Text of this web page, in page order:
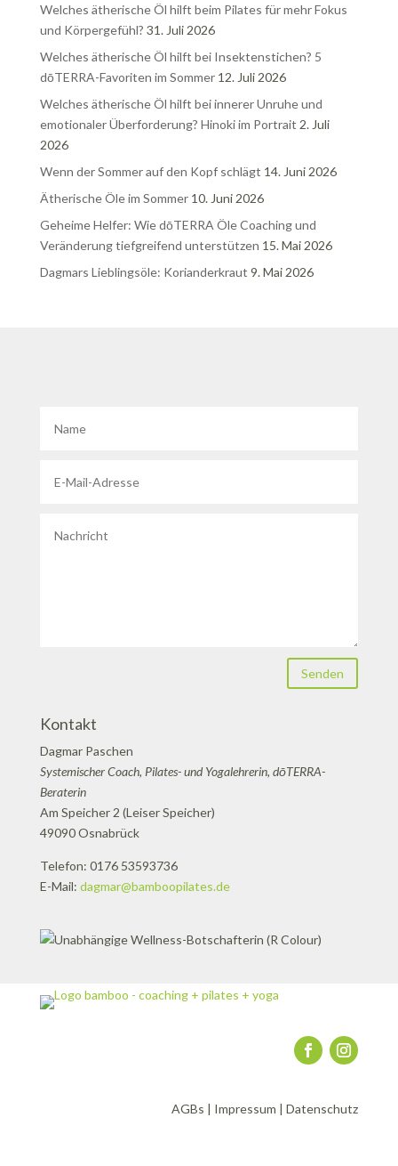
Welches ätherische Öl hilft beim Pilates für mehr Fokus
und Körpergefühl? 31. Juli 2026
Welches ätherische Öl hilft bei Insektenstichen? 5
dōTERRA-Favoriten im Sommer 12. Juli 2026
Welches ätherische Öl hilft bei innerer Unruhe und
emotionaler Überforderung? Hinoki im Portrait 2. Juli
2026
Wenn der Sommer auf den Kopf schlägt 14. Juni 2026
Ätherische Öle im Sommer 10. Juni 2026
Geheime Helfer: Wie dōTERRA Öle Coaching und
Veränderung tiefgreifend unterstützen 15. Mai 2026
Dagmars Lieblingsöle: Korianderkraut 9. Mai 2026
Senden
Kontakt
Dagmar Paschen
Systemischer Coach, Pilates- und Yogalehrerin, dōTERRA-
Beraterin
Am Speicher 2 (Leiser Speicher)
49090 Osnabrück
Telefon: 0176 53593736
E-Mail: dagmar@bamboopilates.de
AGBs | Impressum |Datenschutz